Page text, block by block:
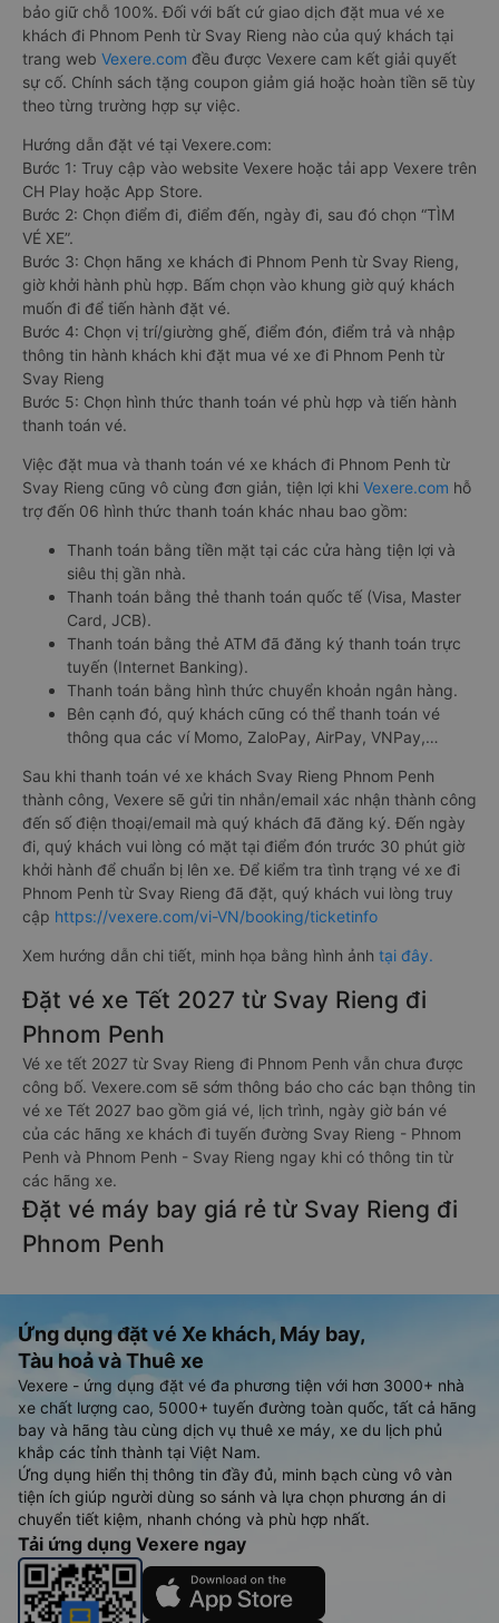
bảo giữ chỗ 100%. Đối với bất cứ giao dịch đặt mua vé xe
khách đi Phnom Penh từ Svay Rieng nào của quý khách tại
trang web Vexere.com đều được Vexere cam kết giải quyết
sự cố. Chính sách tặng coupon giảm giá hoặc hoàn tiền sẽ tùy
theo từng trường hợp sự việc.
Hướng dẫn đặt vé tại Vexere.com:
Bước 1: Truy cập vào website Vexere hoặc tải app Vexere trên
CH Play hoặc App Store.
Bước 2: Chọn điểm đi, điểm đến, ngày đi, sau đó chọn “TÌM
VÉ XE”.
Bước 3: Chọn hãng xe khách đi Phnom Penh từ Svay Rieng,
giờ khởi hành phù hợp. Bấm chọn vào khung giờ quý khách
muốn đi để tiến hành đặt vé.
Bước 4: Chọn vị trí/giường ghế, điểm đón, điểm trả và nhập
thông tin hành khách khi đặt mua vé xe đi Phnom Penh từ
Svay Rieng
Bước 5: Chọn hình thức thanh toán vé phù hợp và tiến hành
thanh toán vé.
Việc đặt mua và thanh toán vé xe khách đi Phnom Penh từ
Svay Rieng cũng vô cùng đơn giản, tiện lợi khi Vexere.com hỗ
trợ đến 06 hình thức thanh toán khác nhau bao gồm:
Thanh toán bằng tiền mặt tại các cửa hàng tiện lợi và
siêu thị gần nhà.
Thanh toán bằng thẻ thanh toán quốc tế (Visa, Master
Card, JCB).
Thanh toán bằng thẻ ATM đã đăng ký thanh toán trực
tuyến (Internet Banking).
Thanh toán bằng hình thức chuyển khoản ngân hàng.
Bên cạnh đó, quý khách cũng có thể thanh toán vé
thông qua các ví Momo, ZaloPay, AirPay, VNPay,…
Sau khi thanh toán vé xe khách Svay Rieng Phnom Penh
thành công, Vexere sẽ gửi tin nhắn/email xác nhận thành công
đến số điện thoại/email mà quý khách đã đăng ký. Đến ngày
đi, quý khách vui lòng có mặt tại điểm đón trước 30 phút giờ
khởi hành để chuẩn bị lên xe. Để kiểm tra tình trạng vé xe đi
Phnom Penh từ Svay Rieng đã đặt, quý khách vui lòng truy
cập https://vexere.com/vi-VN/booking/ticketinfo
Xem hướng dẫn chi tiết, minh họa bằng hình ảnh tại đây.
Đặt vé xe Tết 2027 từ Svay Rieng đi
Phnom Penh
Vé xe tết 2027 từ Svay Rieng đi Phnom Penh vẫn chưa được
công bố. Vexere.com sẽ sớm thông báo cho các bạn thông tin
vé xe Tết 2027 bao gồm giá vé, lịch trình, ngày giờ bán vé
của các hãng xe khách đi tuyến đường Svay Rieng - Phnom
Penh và Phnom Penh - Svay Rieng ngay khi có thông tin từ
các hãng xe.
Đặt vé máy bay giá rẻ từ Svay Rieng đi
Phnom Penh
Ứng dụng đặt vé Xe khách, Máy bay,
Tàu hoả và Thuê xe
Vexere - ứng dụng đặt vé đa phương tiện với hơn 3000+ nhà
xe chất lượng cao, 5000+ tuyến đường toàn quốc, tất cả hãng
bay và hãng tàu cùng dịch vụ thuê xe máy, xe du lịch phủ
khắp các tỉnh thành tại Việt Nam.
Ứng dụng hiển thị thông tin đầy đủ, minh bạch cùng vô vàn
tiện ích giúp người dùng so sánh và lựa chọn phương án di
chuyển tiết kiệm, nhanh chóng và phù hợp nhất.
Tải ứng dụng Vexere ngay